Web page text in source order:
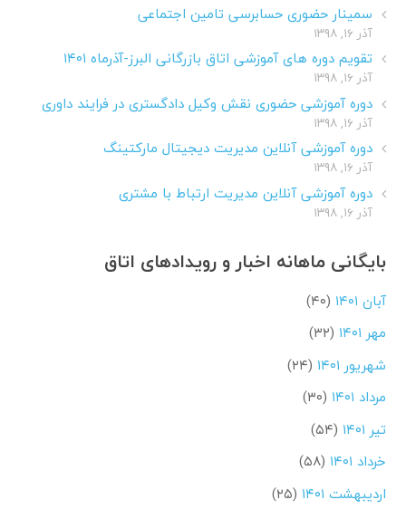
سمینار حضوری حسابرسی تامین اجتماعی
آذر ۱۶, ۱۳۹۸
تقویم دوره های آموزشی اتاق بازرگانی البرز-آذرماه ۱۴۰۱
آذر ۱۶, ۱۳۹۸
دوره آموزشی حضوری نقش وکیل دادگستری در فرایند داوری
آذر ۱۶, ۱۳۹۸
دوره آموزشی آنلاین مدیریت دیجیتال مارکتینگ
آذر ۱۶, ۱۳۹۸
دوره آموزشی آنلاین مدیریت ارتباط با مشتری
آذر ۱۶, ۱۳۹۸
بایگانی ماهانه اخبار و رویدادهای اتاق
آبان ۱۴۰۱
(۴۰)
مهر ۱۴۰۱
(۳۲)
شهریور ۱۴۰۱
(۲۴)
مرداد ۱۴۰۱
(۳۰)
تیر ۱۴۰۱
(۵۴)
خرداد ۱۴۰۱
(۵۸)
اردیبهشت ۱۴۰۱
(۲۵)